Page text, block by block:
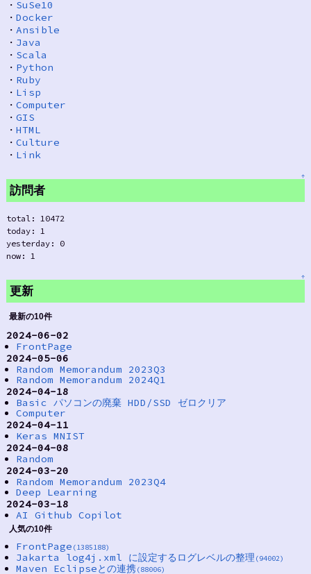
・ SuSe10
・ Docker
・ Ansible
・ Java
・ Scala
・ Python
・ Ruby
・ Lisp
・ Computer
・ GIS
・ HTML
・ Culture
・ Link
↑
訪問者
total: 10472
today: 1
yesterday: 0
now: 1
↑
更新
最新の10件
2024-06-02
FrontPage
2024-05-06
Random Memorandum 2023Q3
Random Memorandum 2024Q1
2024-04-18
Basic パソコンの廃棄 HDD/SSD ゼロクリア
Computer
2024-04-11
Keras MNIST
2024-04-08
Random
2024-03-20
Random Memorandum 2023Q4
Deep Learning
2024-03-18
AI Github Copilot
人気の10件
FrontPage (1385188)
Jakarta log4j.xml に設定するログレベルの整理 (94002)
Maven Eclipseとの連携(88006)